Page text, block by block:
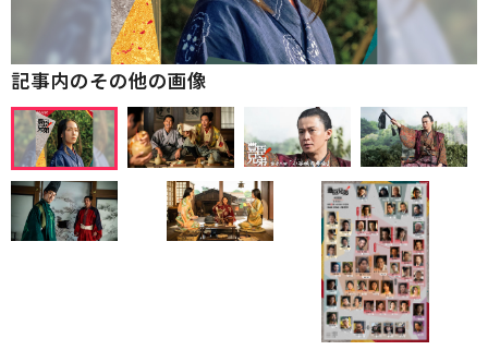
記事内のその他の画像